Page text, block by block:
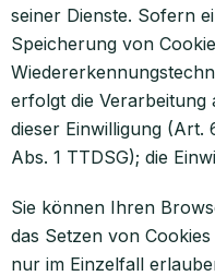
seiner Dienste. Sofern
Speicherung von
erfolgt die Verarbeitung
dieser Einwilligung (Art.
Abs. 1 TTDSG); die
Sie können Ihren
das Setzen von
nur im Einzelfall